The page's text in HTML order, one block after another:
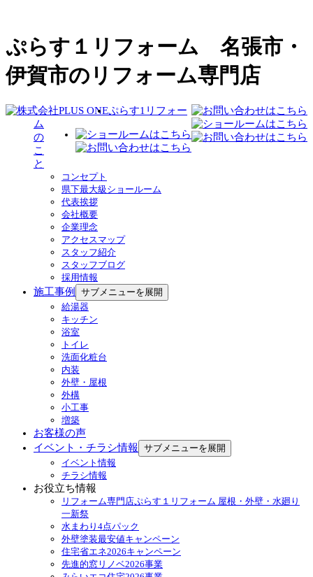
ぷらす１リフォーム 名張市・
伊賀市のリフォーム専門店
ぷらす1リフォー
ム
の
こ
と
コンセプト
県下最大級ショールーム
代表挨拶
会社概要
企業理念
アクセスマップ
スタッフ紹介
スタッフブログ
採用情報
施工事例
サブメニューを展開
給湯器
キッチン
浴室
トイレ
洗面化粧台
内装
外壁・屋根
外構
小工事
増築
お客様の声
イベント・チラシ情報 サブメニューを展開
イベント情報
チラシ情報
お役立ち情報
リフォーム専門店ぷらす１リフォーム 屋根・外壁・水廻り
一新祭
水まわり4点パック
外壁塗装最安値キャンペーン
住宅省エネ2026キャンペーン
先進的窓リノベ2026事業